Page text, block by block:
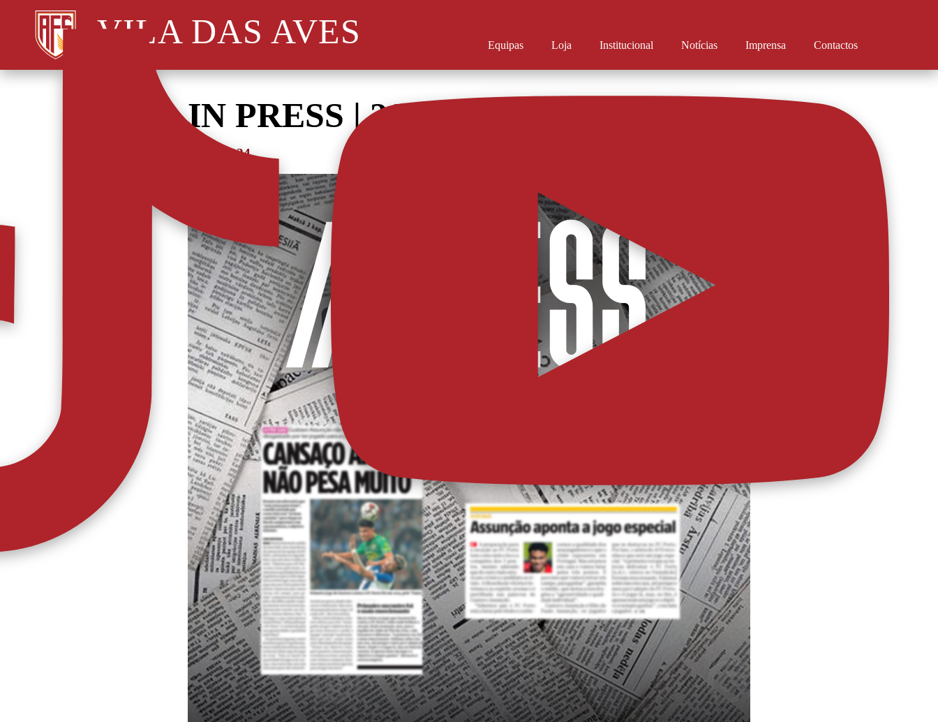
VILA DAS AVES Equipas Loja Institucional Notícias Imprensa Contactos
IN PRESS | 26 OUTUBRO
26/10/2024